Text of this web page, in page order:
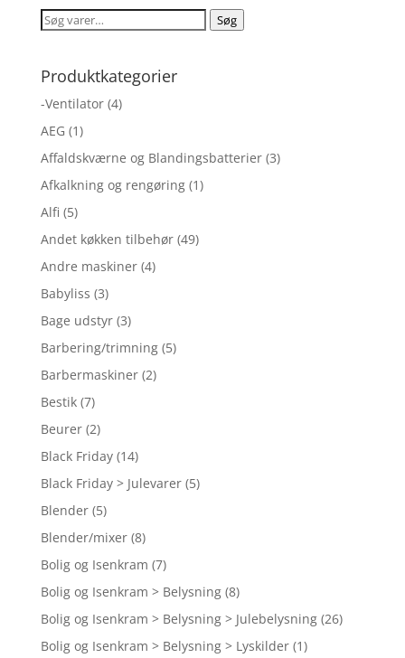
Søg
Søg
Produktkategorier
-Ventilator (4)
AEG (1)
Affaldskværne og Blandingsbatterier (3)
Afkalkning og rengøring (1)
Alfi (5)
Andet køkken tilbehør (49)
Andre maskiner (4)
Babyliss (3)
Bage udstyr (3)
Barbering/trimning (5)
Barbermaskiner (2)
Bestik (7)
Beurer (2)
Black Friday (14)
Black Friday > Julevarer (5)
Blender (5)
Blender/mixer (8)
Bolig og Isenkram (7)
Bolig og Isenkram > Belysning (8)
Bolig og Isenkram > Belysning > Julebelysning (26)
Bolig og Isenkram > Belysning > Lyskilder (1)